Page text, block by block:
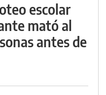
escolar
mató al
antes de